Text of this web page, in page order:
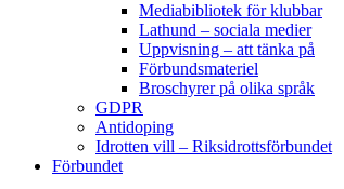
Mediabibliotek för klubbar
Lathund – sociala medier
Uppvisning – att tänka på
Förbundsmateriel
Broschyrer på olika språk
GDPR
Antidoping
Idrotten vill – Riksidrottsförbundet
Förbundet